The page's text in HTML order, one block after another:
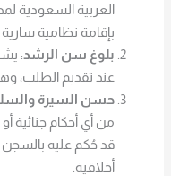
العربية السعودية
بإقامة نظامية
بلوغ سن الرشد:
عند تقديم الطلب،
حسن السيرة
من أي أحكام جنائية
قد حُكم عليه
أخلاقية.